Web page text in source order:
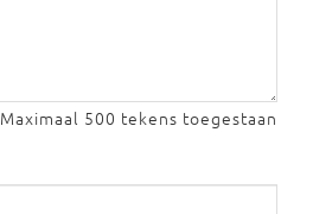
Maximaal 500 tekens toegestaan